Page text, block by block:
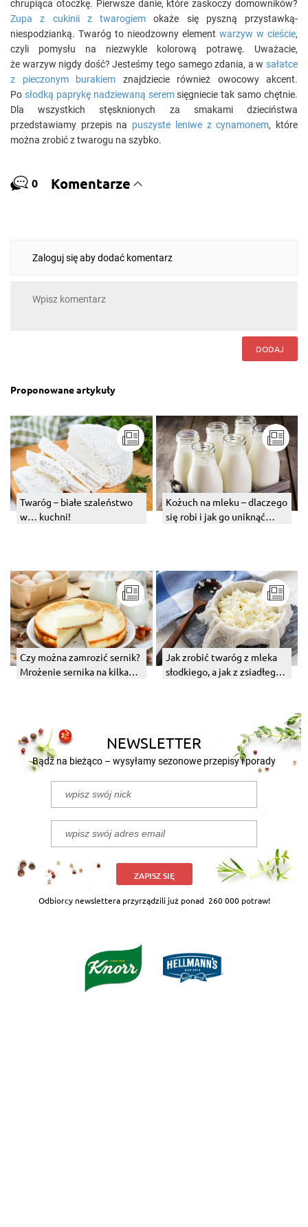
chrupiąca otoczkę. Pierwsze danie, które zaskoczy domowników?
Zupa z cukinii z twarogiem okaże się pyszną przystawką-
niespodzianką. Twaróg to nieodzowny element warzyw w cieście,
czyli pomysłu na niezwykle kolorową potrawę. Uważacie,
że warzyw nigdy dość? Jesteśmy tego samego zdania, a w sałatce
z pieczonym burakiem znajdziecie również owocowy akcent.
Po słodką paprykę nadziewaną seremsięgniecie tak samo chętnie.
Dla wszystkich stęsknionych za smakami dzieciństwa
przedstawiamy przepis na puszyste leniwe z cynamonem, które
można zrobić z twarogu na szybko.
0 Komentarze
Zaloguj się aby dodać komentarz
DODAJ
Proponowane artykuły
Twaróg – białe szaleństwo
w… kuchni!
Kożuch na mleku – dlaczego
się robi i jak go uniknąć
Czy można zamrozić sernik?
Mrożenie sernika na kilka
Jak zrobić twaróg z mleka
słodkiego, a jak z zsiadłego?
NEWSLETTER
Bądź na bieżąco – wysyłamy sezonowe przepisy i porady
ZAPISZ SIĘ
Odbiorcy newslettera przyrządzili już ponad 260 000 potraw!